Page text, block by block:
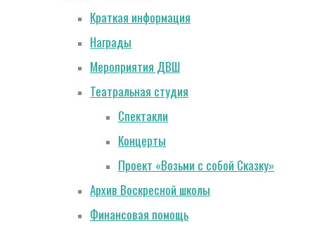
Краткая информация
Награды
Мероприятия ДВШ
Театральная студия
Спектакли
Концерты
Проект «Возьми с собой Сказку»
Архив Воскресной школы
Финансовая помощь